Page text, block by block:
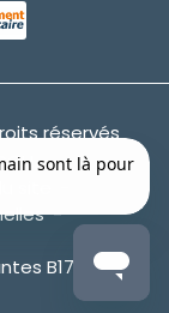
réservés
B17